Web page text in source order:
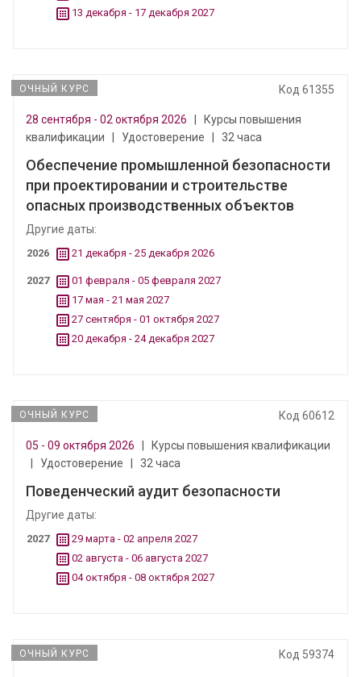
13 декабря - 17 декабря 2027
ОЧНЫЙ КУРС Код 61355
28 сентября - 02 октября 2026
Курсы повышения
квалификации
Удостоверение 32 часа
Обеспечение промышленной безопасности
при проектировании и строительстве
опасных производственных объектов
Другие даты:
2026 21 декабря - 25 декабря 2026
2027
01 февраля - 05 февраля 2027
17 мая - 21 мая 2027
27 сентября - 01 октября 2027
20 декабря - 24 декабря 2027
ОЧНЫЙ КУРС Код 60612
05 - 09 октября 2026
Курсы повышения квалификации
Удостоверение 32 часа
Поведенческий аудит безопасности
Другие даты:
2027
29 марта - 02 апреля 2027
02 августа - 06 августа 2027
04 октября - 08 октября 2027
ОЧНЫЙ КУРС Код 59374